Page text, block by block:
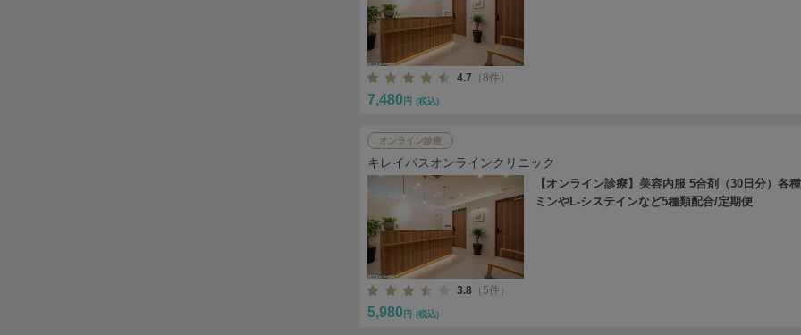
4.7 （8件）
7,480 円 (税込)
オンライン診療
キレイパスオンラインクリニック
【オンライン診療】美容内服 5合剤（30日分）各
ミンやL-システインなど5種類配合/定期便
3.8 （5件）
5,980 円 (税込)